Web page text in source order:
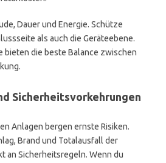
Dauer und Energie. Schütze
als auch die Geräteebene.
die beste Balance zwischen
Sicherheitsvorkehrungen
Anlagen bergen ernste Risiken.
Brand und Totalausfall der
an Sicherheitsregeln. Wenn du